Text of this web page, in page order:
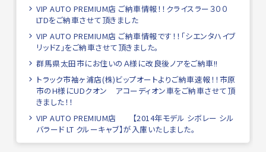
VIP AUTO PREMIUM店 ご納車情報！！クライスラー３００
LTDをご納車させて頂きました
VIP AUTO PREMIUM店 ご納車情報です！！「シエンタハイブ
リッドZ」をご納車させて頂きました。
群馬県太田市にお住いのＡ様に改良後ノアをご納車!!
トラック市袖ヶ浦店(株)ビップオートよりご納車速報！！市原
市のH様にUDクオン アコーディオン車をご納車させて頂
きました！！
VIP AUTO PREMIUM店 【2014年モデル シボレー シル
バラード LT クルーキャブ】が入庫いたしました。